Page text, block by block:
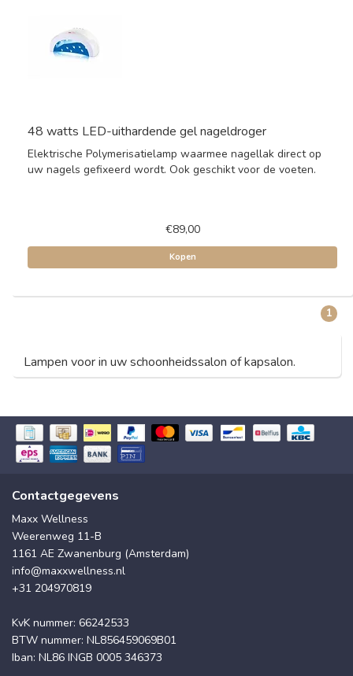
48 watts LED-uithardende gel nageldroger
Elektrische Polymerisatielamp waarmee nagellak direct op
uw nagels gefixeerd wordt. Ook geschikt voor de voeten.
€89,00
Kopen
1
Lampen voor in uw schoonheidssalon of kapsalon.
Contactgegevens
Maxx Wellness
Weerenweg 11-B
1161 AE Zwanenburg (Amsterdam)
info@maxxwellness.nl
+31 204970819
KvK nummer: 66242533
BTW nummer: NL856459069B01
Iban: NL86 INGB 0005 346373